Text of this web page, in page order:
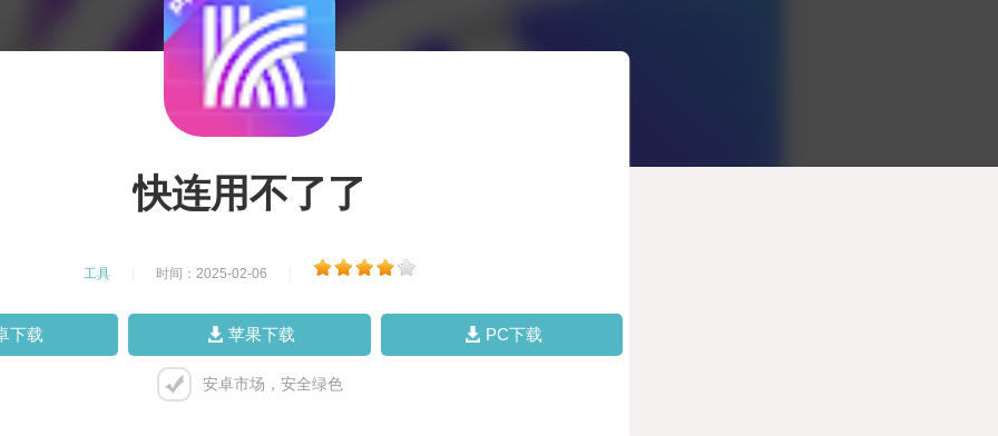
快连用不了了
工具 时间：2025-02-06
下载 苹果下载 PC下载
安卓市场，安全绿色